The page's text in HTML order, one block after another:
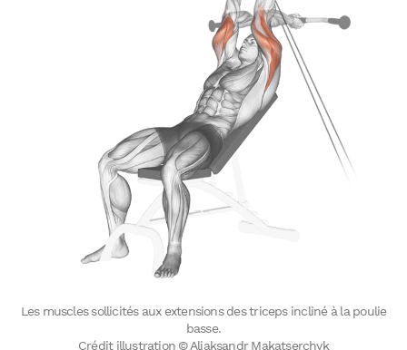
Les muscles sollicités aux extensions des triceps incliné à la poulie
basse.
Crédit illustration © Aliaksandr Makatserchyk